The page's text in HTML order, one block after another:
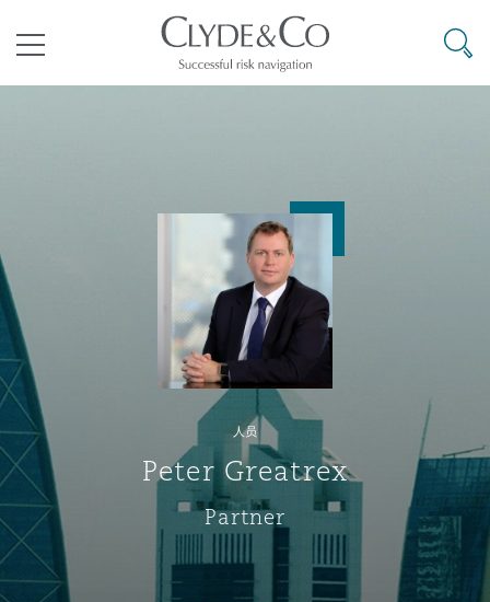
Carrier Liability
Commerical Dispute
Debt Recovery
Emergency Response & Crisis
Management
业与咨询 公司
企业、商业与合规保险
数据保护与隐私权
劳动、养老金和移民n
议解决
Commercial Disputes
Commercial Litigation
源、海洋与贸易
Marine
Trade & Commodities
险和再保险
Casualty
Corporate, Commercial &
Insurance
Cyber Risk
Employers' & Public Liability
环境保护法
基础设施
PPP/PFI
Public Procurement
Compliance
External Investigations
Financial Services
Fraud & White-Collar Crime
Code
& Co Newton - 解锁智能索赔新模式
议融资
Eco Audit
普敦
累斯萨拉姆
翰内斯堡
罗比 – 联营办公室
京
里斯班
庆
港
西哥城
约热内卢
地亚哥 – 联营办公室
保罗
罗
哈
拜
达
士顿
尔加里
加哥
拉斯
尔法斯特
明翰
里斯托尔
里
目录
其礼律所事务所
搜寻
人员
Peter Greatrex
Partner